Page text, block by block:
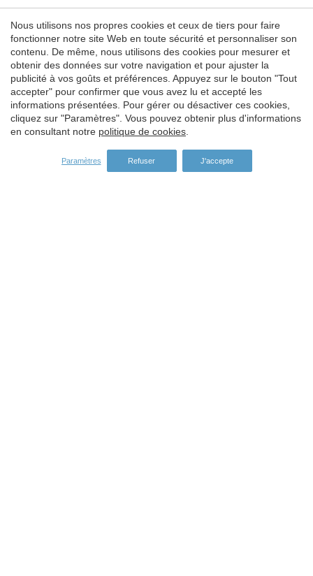
Biotopos marinos y pecios
Sans pattes ni tête
SPONSORS
Nous utilisons nos propres cookies et ceux de tiers pour faire
fonctionner notre site Web en toute sécurité et personnaliser son
contenu. De même, nous utilisons des cookies pour mesurer et
obtenir des données sur votre navigation et pour ajuster la
publicité à vos goûts et préférences. Appuyez sur le bouton "Tout
accepter" pour confirmer que vous avez lu et accepté les
informations présentées. Pour gérer ou désactiver ces cookies,
cliquez sur "Paramètres". Vous pouvez obtenir plus d'informations
en consultant notre politique de cookies.
Paramètres Refuser J'accepte
Enregistrer les paramètres Tout accepter